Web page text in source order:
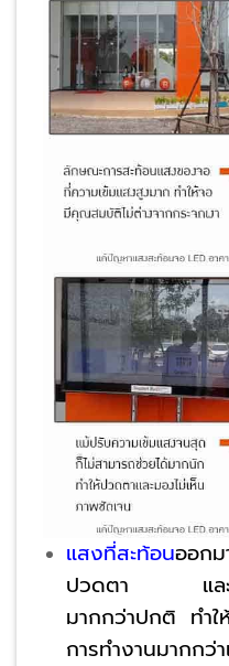
แสงที่สะท้อนออกม
ปวดตา และใช้
มากกว่าปกติ ทำใ
การทำงานมากกว่